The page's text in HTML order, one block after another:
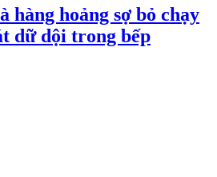
hàng hoảng sợ bỏ chạy
dữ dội trong bếp